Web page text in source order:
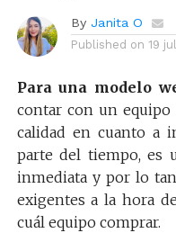
By Janita O
Published on 19
Para una modelo
contar con un
calidad en cuanto a
parte del tiempo, es
inmediata y por lo
exigentes a la hora
cuál equipo comprar.